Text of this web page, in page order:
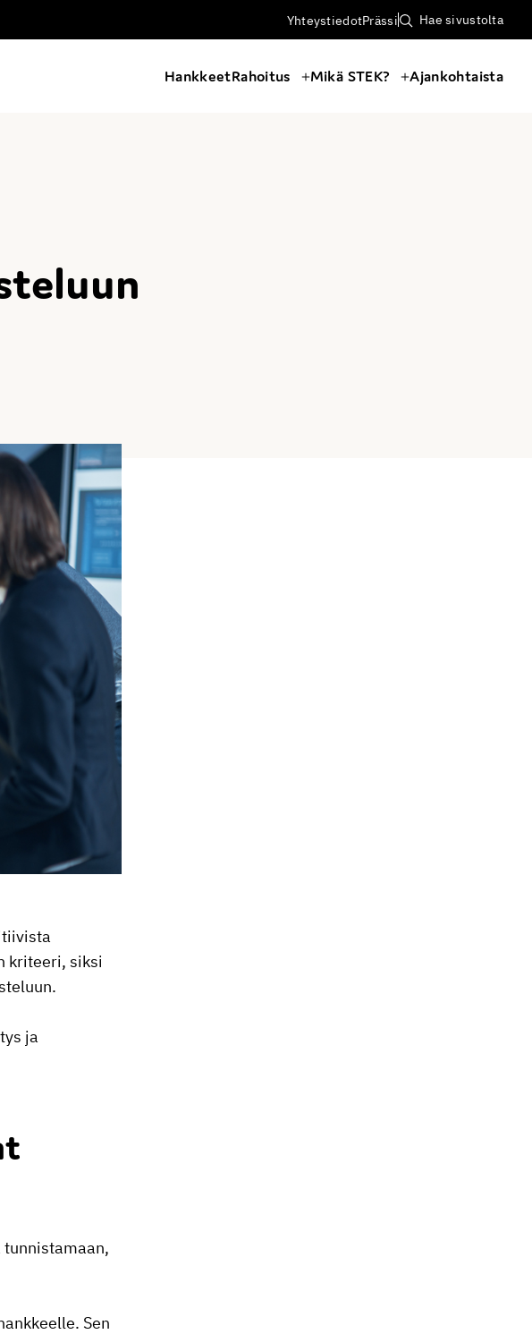
YhteystiedotPrässi Hae sivustolta
HankkeetRahoitus Mikä STEK? Ajankohtaista
kriteeri, siksi
ja
Sen